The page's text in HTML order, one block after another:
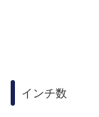
インチ数